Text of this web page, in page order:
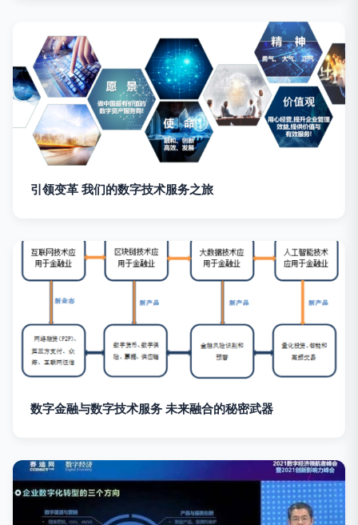
引领变革 我们的数字技术服务之旅
数字金融与数字技术服务 未来融合的秘密武器